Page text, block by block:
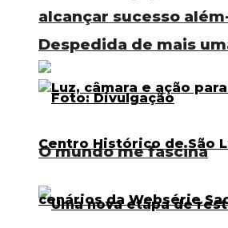
Despedida de mais
O mundo me fascina
alcançar sucesso